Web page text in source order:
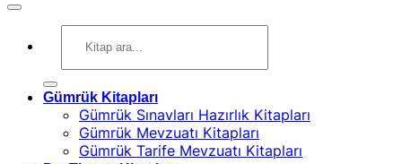
Gümrük Kitapları
Gümrük Sınavları Hazırlık Kitapları
Gümrük Mevzuatı Kitapları
Gümrük Tarife Mevzuatı Kitapları